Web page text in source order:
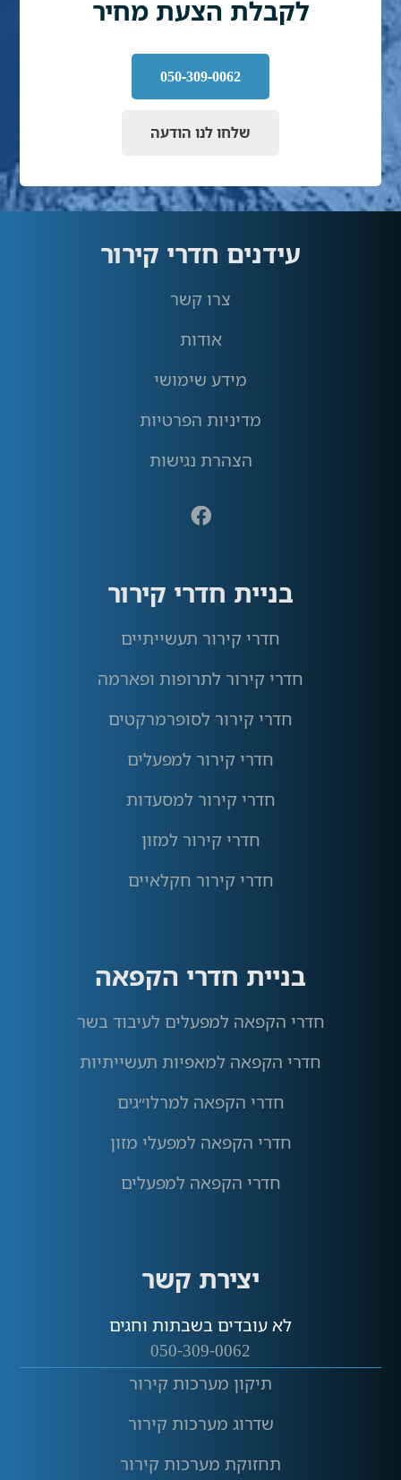
לקבלת הצעת מחיר
050-309-0062
שלחו לנו הודעה
עידנים חדרי קירור
צרו קשר
אודות
מידע שימושי
מדיניות הפרטיות
הצהרת נגישות
בניית חדרי קירור
חדרי קירור תעשייתיים
חדרי קירור לתרופות ופארמה
חדרי קירור לסופרמרקטים
חדרי קירור למפעלים
חדרי קירור למסעדות
חדרי קירור למזון
חדרי קירור חקלאיים
בניית חדרי הקפאה
חדרי הקפאה למפעלים לעיבוד בשר
חדרי הקפאה למאפיות תעשייתיות
חדרי הקפאה למרלו״גים
חדרי הקפאה למפעלי מזון
חדרי הקפאה למפעלים
יצירת קשר
לא עובדים בשבתות וחגים
050-309-0062
תיקון מערכות קירור
שדרוג מערכות קירור
תחזוקת מערכות קירור